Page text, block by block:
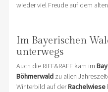
wieder viel Freude auf dem
Im Bayerischen
unterwegs
Auch die RIFF&RAFF kam im
Böhmerwaldzu allen
Winterbild auf derRachelwiese